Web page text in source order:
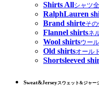
Shirts Allシャツ
RalphLauren
Brand shirteそ
Flannel shirtsネ
Wool shirtsウー
Old shirtsオール
Shortsleeved
Sweat&Jerseyスウェット&ジャー